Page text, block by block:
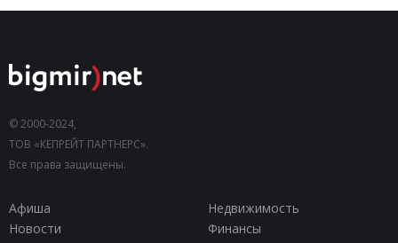
© 2000-2024,
ТОВ «КЕПРЕЙТ ПАРТНЕРС».
Все права защищены.
Афиша
Недвижимость
Новости
Финансы